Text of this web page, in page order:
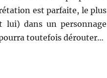
est parfaite, le plus
lui) dans un personnage
toutefois dérouter…